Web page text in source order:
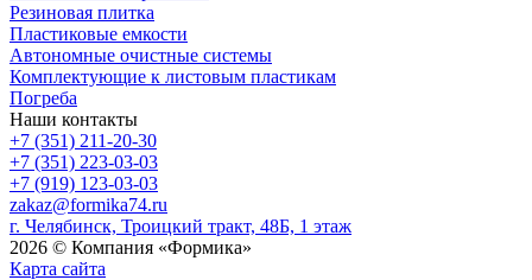
Резиновая плитка
Пластиковые емкости
Автономные очистные системы
Комплектующие к листовым пластикам
Погреба
Наши контакты
+7 (351) 211-20-30
+7 (351) 223-03-03
+7 (919) 123-03-03
zakaz@formika74.ru
г. Челябинск, Троицкий тракт, 48Б, 1 этаж
2026 © Компания «Формика»
Карта сайта